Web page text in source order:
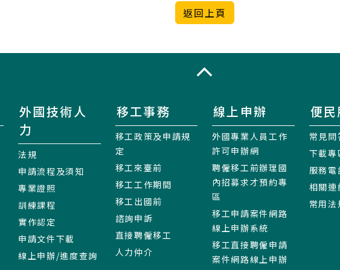
外國技術人
力
法規
申請流程及須知
專業證照
訓練課程
實作認定
申請文件下載
線上申辦/進度查詢
移工事務
移工政策及申請規
定
移工來臺前
移工工作期間
移工出國前
諮詢申訴
直接聘僱移工
人力仲介
線上申辦
外國專業人員工作
許可申辦網
聘僱移工前辦理國
內招募求才預約專
區
移工申請案件網路
線上申辦系統
移工直接聘僱申請
案件網路線上申辦
便
常見問
下載專
服務電
相關連
常用法